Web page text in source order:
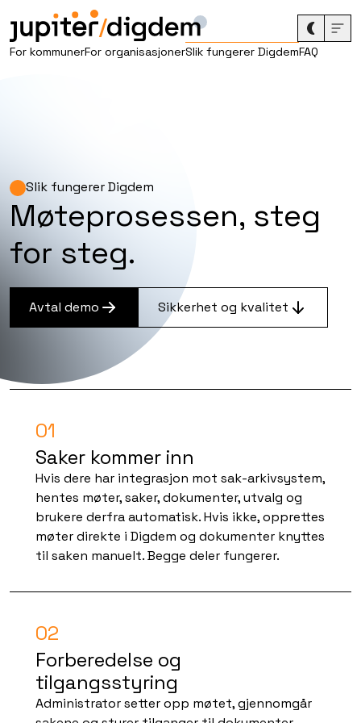
/
For kommunerFor organisasjonerSlik fungerer DigdemFAQ
Slik fungerer Digdem
Møteprosessen, steg
for steg.
Avtal demo Sikkerhet og kvalitet
01
Saker kommer inn
Hvis dere har integrasjon mot sak-arkivsystem,
hentes møter, saker, dokumenter, utvalg og
brukere derfra automatisk. Hvis ikke, opprettes
møter direkte i Digdem og dokumenter knyttes
til saken manuelt. Begge deler fungerer.
02
Forberedelse og
tilgangsstyring
Administrator setter opp møtet, gjennomgår